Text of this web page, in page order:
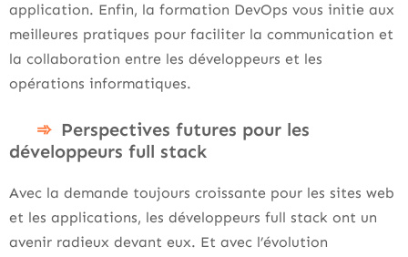
application. Enfin, la formation DevOps vous initie aux
meilleures pratiques pour faciliter la communication et
la collaboration entre les développeurs et les
opérations informatiques.
Perspectives futures pour les
développeurs full stack
Avec la demande toujours croissante pour les sites web
et les applications, les développeurs full stack ont un
avenir radieux devant eux. Et avec l’évolution